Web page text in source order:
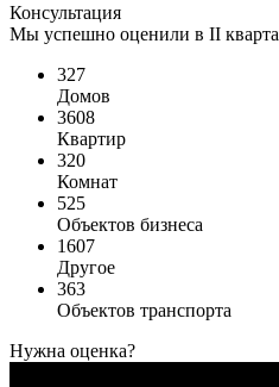
Консультация
Мы успешно оценили в II
327
Домов
3608
Квартир
320
Комнат
525
Объектов бизнеса
1607
Другое
363
Объектов транспорта
Нужна оценка?